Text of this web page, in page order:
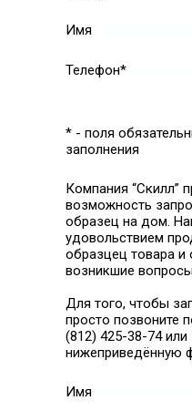
Имя
Телефон*
* - поля
заполнения
Компания “Скилл”
возможность
образец на дом.
удовольствием
образцец товара и
возникшие
Для того, чтобы
просто позвоните
(812) 425-38-74 или
нижеприведённую
Имя